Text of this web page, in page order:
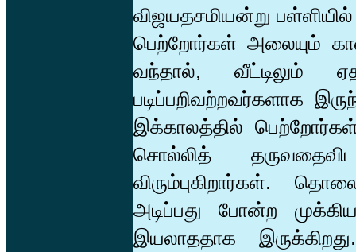
விஜயதசமியன்று
பெற்றோர்கள் அலையும்
வந்தால், வீட்டிலும்
படிப்பறிவற்றவர்களாக
இக்காலத்தில் பெற்றோர்கள்
சொல்லித்
விரும்புகிறார்கள்.
அடிப்பது போன்ற
இயலாததாக